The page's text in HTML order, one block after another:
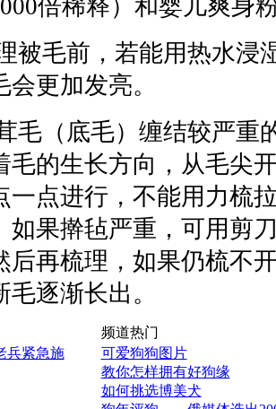
倍稀释）和婴儿爽身
被毛前，若能用热水浸
更加发亮。
毛（底毛）缠结较严重
毛的生长方向，从毛尖
一点进行，不能用力梳
如果擀毡严重，可用剪
后再梳理，如果仍梳不
逐渐长出。
兵紧急施
频道热门
可爱狗狗图片
教你怎样拥有好狗缘
如何挑选博美犬